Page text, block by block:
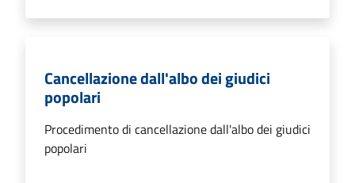
Cancellazione dall'albo dei giudici
popolari
Procedimento di cancellazione dall'albo dei giudici
popolari